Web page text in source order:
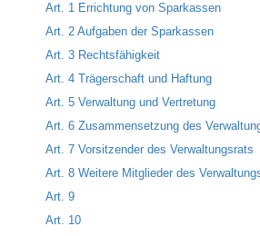
Art. 1 Errichtung von Sparkassen
Art. 2 Aufgaben der Sparkassen
Art. 3 Rechtsfähigkeit
Art. 4 Trägerschaft und Haftung
Art. 5 Verwaltung und Vertretung
Art. 6 Zusammensetzung des
Art. 7 Vorsitzender des Verwaltungsrats
Art. 8 Weitere Mitglieder des
Art. 9
Art. 10